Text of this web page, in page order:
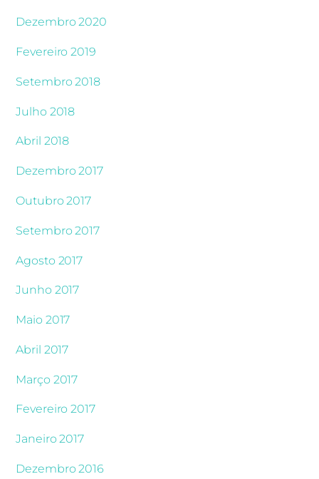
Dezembro 2020
Fevereiro 2019
Setembro 2018
Julho 2018
Abril 2018
Dezembro 2017
Outubro 2017
Setembro 2017
Agosto 2017
Junho 2017
Maio 2017
Abril 2017
Março 2017
Fevereiro 2017
Janeiro 2017
Dezembro 2016